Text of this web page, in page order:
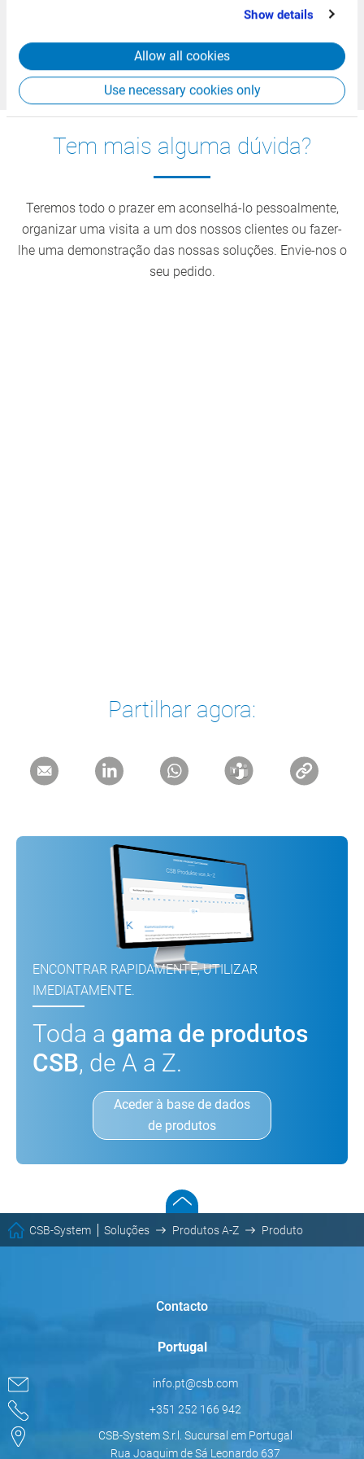
that you’ve provided to them or that they’ve collected
Show details
Allow all cookies
Use necessary cookies only
Que requisitos são suportados?
Tem mais alguma dúvida?
Teremos todo o prazer em aconselhá-lo pessoalmente,
organizar uma visita a um dos nossos clientes ou fazer-
lhe uma demonstração das nossas soluções. Envie-nos o
seu pedido.
Partilhar agora:
ENCONTRAR RAPIDAMENTE, UTILIZAR
IMEDIATAMENTE.
Toda a gama de produtos
CSB, de A a Z.
Aceder à base de dados
de produtos
CSB-System Soluções Produtos A-Z Produto
Contacto
Portugal
info.pt@csb.com
+351 252 166 942
CSB-System S.r.l. Sucursal em Portugal
Rua Joaquim de Sá Leonardo 637